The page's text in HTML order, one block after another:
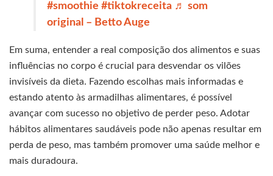
#smoothie #tiktokreceita ♬ som
original – Betto Auge
Em suma, entender a real composição dos alimentos e suas
influências no corpo é crucial para desvendar os vilões
invisíveis da dieta. Fazendo escolhas mais informadas e
estando atento às armadilhas alimentares, é possível
avançar com sucesso no objetivo de perder peso. Adotar
hábitos alimentares saudáveis pode não apenas resultar em
perda de peso, mas também promover uma saúde melhor e
mais duradoura.